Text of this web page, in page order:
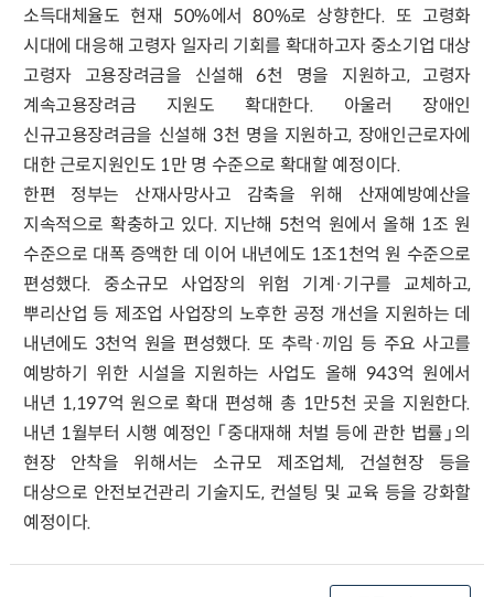
소득대체율도 현재 50%에서 80%로 상향한다. 또 고령화
시대에 대응해 고령자 일자리 기회를 확대하고자 중소기업 대상
고령자 고용장려금을 신설해 6천 명을 지원하고, 고령자
계속고용장려금 지원도 확대한다. 아울러 장애인
신규고용장려금을 신설해 3천 명을 지원하고, 장애인근로자에
대한 근로지원인도 1만 명 수준으로 확대할 예정이다.
한편 정부는 산재사망사고 감축을 위해 산재예방예산을
지속적으로 확충하고 있다. 지난해 5천억 원에서 올해 1조 원
수준으로 대폭 증액한 데 이어 내년에도 1조1천억 원 수준으로
편성했다. 중소규모 사업장의 위험 기계·기구를 교체하고,
뿌리산업 등 제조업 사업장의 노후한 공정 개선을 지원하는 데
내년에도 3천억 원을 편성했다. 또 추락·끼임 등 주요 사고를
예방하기 위한 시설을 지원하는 사업도 올해 943억 원에서
내년 1,197억 원으로 확대 편성해 총 1만5천 곳을 지원한다.
내년 1월부터 시행 예정인 「중대재해 처벌 등에 관한 법률」의
현장 안착을 위해서는 소규모 제조업체, 건설현장 등을
대상으로 안전보건관리 기술지도, 컨설팅 및 교육 등을 강화할
예정이다.